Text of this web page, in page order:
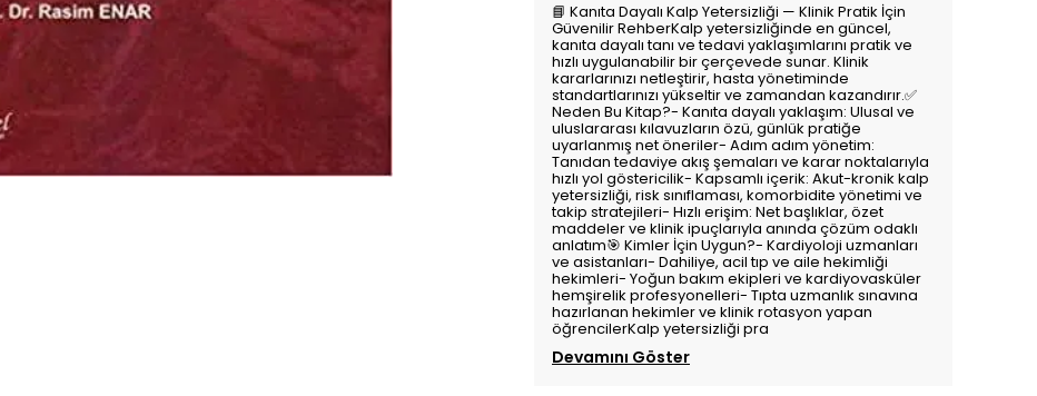
📘 Kanıta Dayalı Kalp Yetersizliği — Klinik Pratik İçin
Güvenilir RehberKalp yetersizliğinde en güncel,
kanıta dayalı tanı ve tedavi yaklaşımlarını pratik ve
hızlı uygulanabilir bir çerçevede sunar. Klinik
kararlarınızı netleştirir, hasta yönetiminde
standartlarınızı yükseltir ve zamandan kazandırır.✅
Neden Bu Kitap?- Kanıta dayalı yaklaşım: Ulusal ve
uluslararası kılavuzların özü, günlük pratiğe
uyarlanmış net öneriler- Adım adım yönetim:
Tanıdan tedaviye akış şemaları ve karar noktalarıyla
hızlı yol göstericilik- Kapsamlı içerik: Akut-kronik kalp
yetersizliği, risk sınıflaması, komorbidite yönetimi ve
takip stratejileri- Hızlı erişim: Net başlıklar, özet
maddeler ve klinik ipuçlarıyla anında çözüm odaklı
anlatım🎯 Kimler İçin Uygun?- Kardiyoloji uzmanları
ve asistanları- Dahiliye, acil tıp ve aile hekimliği
hekimleri- Yoğun bakım ekipleri ve kardiyovasküler
hemşirelik profesyonelleri- Tıpta uzmanlık sınavına
hazırlanan hekimler ve klinik rotasyon yapan
öğrencilerKalp yetersizliği pra
Devamını Göster